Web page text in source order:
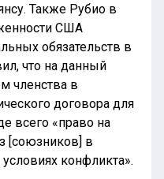
Также Рубио в
США
обязательств в
что на данный
членства в
договора для
всего «право на
[союзников] в
конфликта».